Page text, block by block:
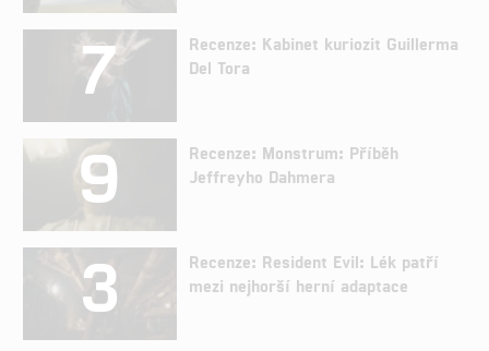
7
Recenze: Kabinet kuriozit Guillerma
Del Tora
9
Recenze: Monstrum: Příběh
Jeffreyho Dahmera
3
Recenze: Resident Evil: Lék patří
mezi nejhorší herní adaptace